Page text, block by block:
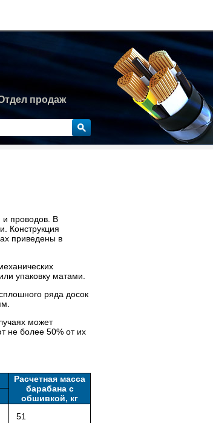
продаж
и проводов. В
Конструкция
приведены в
упаковку матами.
ряда досок
может
не более 50% от их
Расчетная масса
барабана с
обшивкой, кг
51